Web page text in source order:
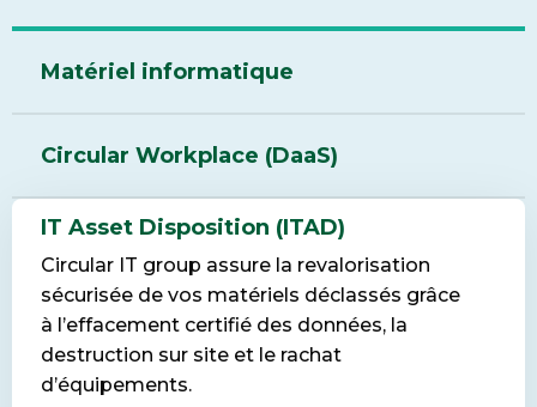
Matériel informatique
Circular Workplace (DaaS)
IT Asset Disposition (ITAD)
Circular IT group assure la revalorisation
sécurisée de vos matériels déclassés grâce
à l’effacement certifié des données, la
destruction sur site et le rachat
d’équipements.